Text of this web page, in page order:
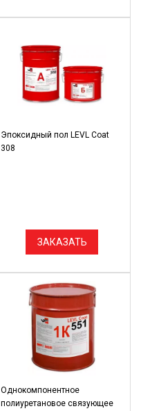
Эпоксидный пол LEVL Coat
308
ЗАКАЗАТЬ
Однокомпонентное
полиуретановое связующее